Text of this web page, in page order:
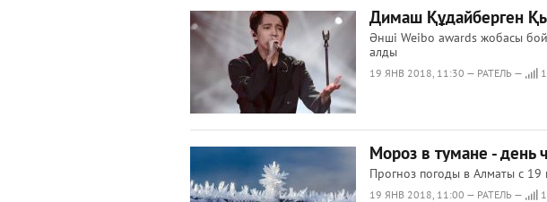
Димаш Құдайберген
Әнші Weibo awards жобасы
алды
19 ЯНВ 2018, 11:30 — РАТЕЛЬ —
Мороз в тумане - день
Прогноз погоды в Алматы с 19
19 ЯНВ 2018, 11:00 — РАТЕЛЬ —